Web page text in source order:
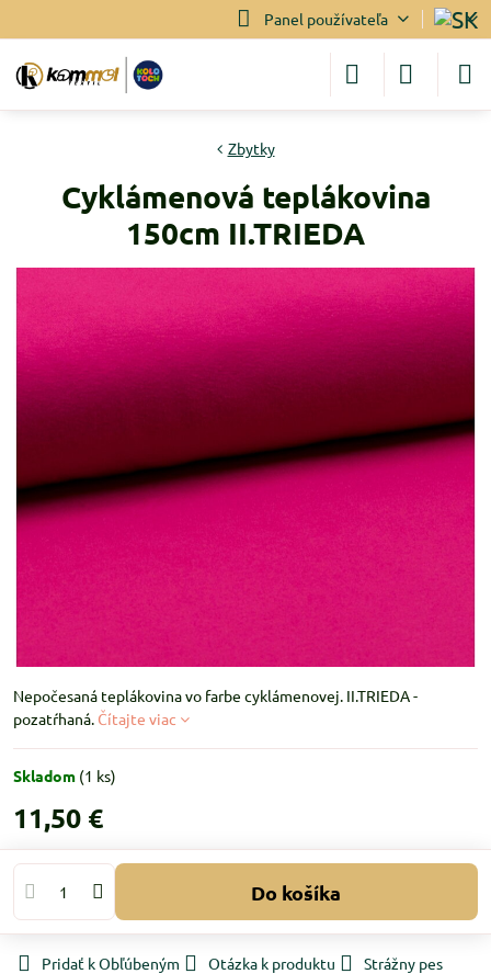
Panel používateľa
Zbytky
Cyklámenová teplákovina
150cm II.TRIEDA
Nepočesaná teplákovina vo farbe cyklámenovej. II.TRIEDA -
pozatŕhaná. Čítajte viac
Skladom (1 ks)
11,50 €
Do košíka
Pridať k Obľúbeným Otázka k produktu
Strážny pes